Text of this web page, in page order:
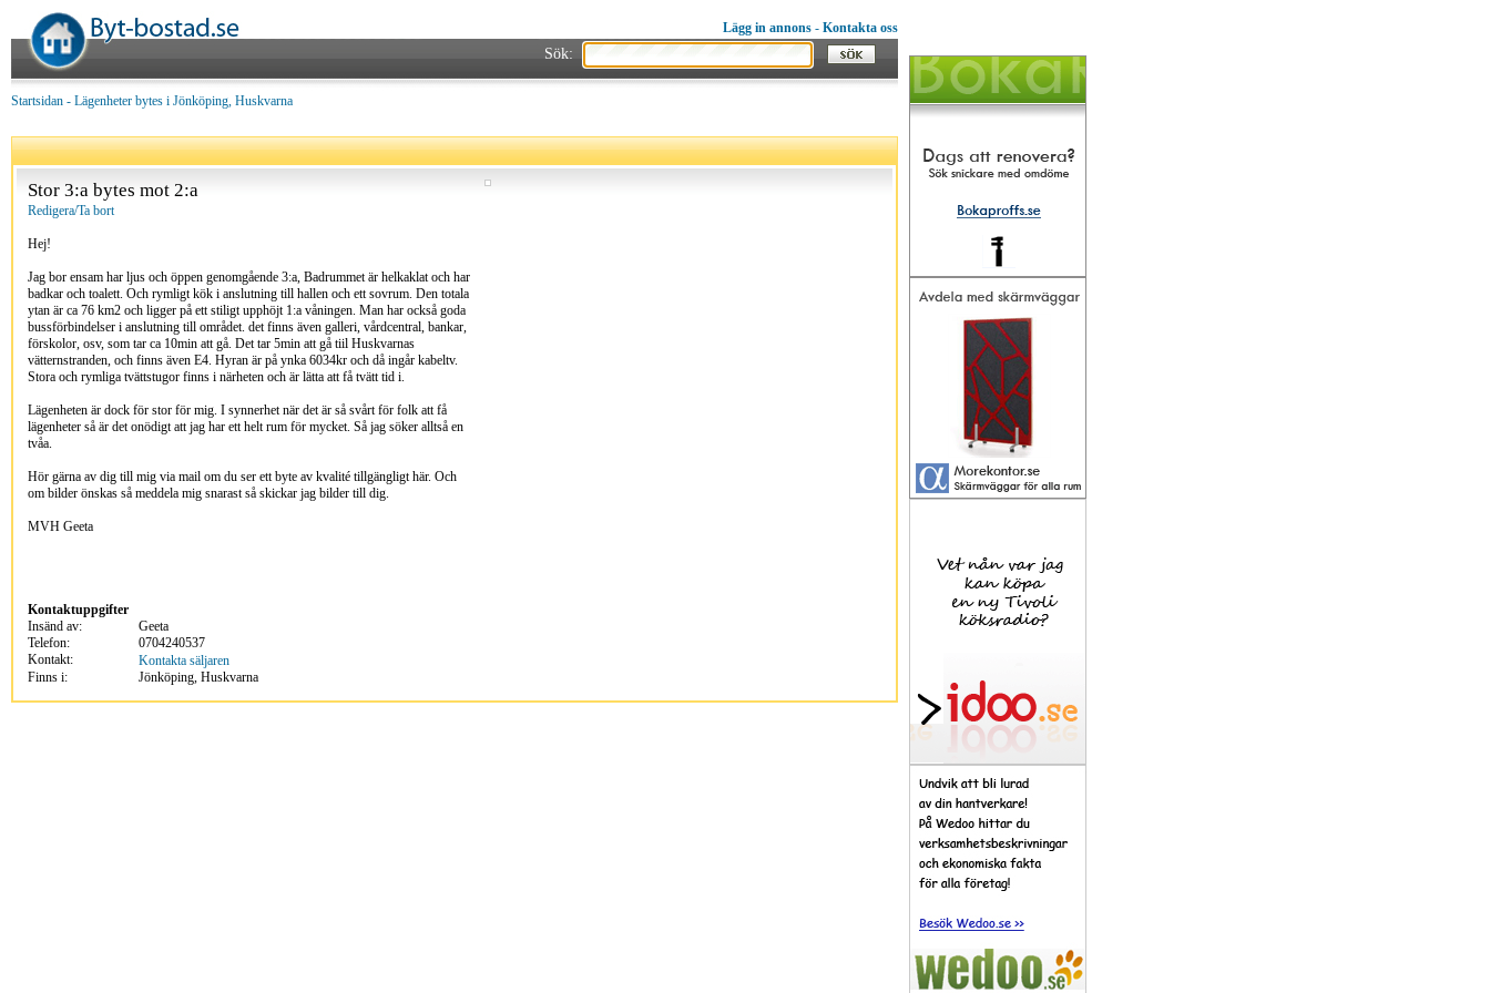
Lägg in annons - Kontakta oss
Sök:
Startsidan - Lägenheter bytes i Jönköping, Huskvarna
Stor 3:a bytes mot 2:a
Redigera/Ta bort
Hej!
Jag bor ensam har ljus och öppen genomgående 3:a, Badrummet är helkaklat och har
badkar och toalett. Och rymligt kök i anslutning till hallen och ett sovrum. Den totala
ytan är ca 76 km2 och ligger på ett stiligt upphöjt 1:a våningen. Man har också goda
bussförbindelser i anslutning till området. det finns även galleri, vårdcentral, bankar,
förskolor, osv, som tar ca 10min att gå. Det tar 5min att gå tiil Huskvarnas
vätternstranden, och finns även E4. Hyran är på ynka 6034kr och då ingår kabeltv.
Stora och rymliga tvättstugor finns i närheten och är lätta att få tvätt tid i.
Lägenheten är dock för stor för mig. I synnerhet när det är så svårt för folk att få
lägenheter så är det onödigt att jag har ett helt rum för mycket. Så jag söker alltså en
tvåa.
Hör gärna av dig till mig via mail om du ser ett byte av kvalité tillgängligt här. Och
om bilder önskas så meddela mig snarast så skickar jag bilder till dig.
MVH Geeta
Kontaktuppgifter
Insänd av:
Geeta
Telefon:
0704240537
Kontakt:
Kontakta säljaren
Finns i:
Jönköping, Huskvarna